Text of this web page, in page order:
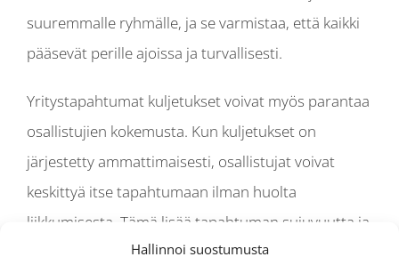
Hallinnoi suostumusta
suuremmalle ryhmälle, ja se varmistaa, että kaikki
pääsevät perille ajoissa ja turvallisesti.
Yritystapahtumat kuljetukset voivat myös parantaa
osallistujien kokemusta. Kun kuljetukset on
järjestetty ammattimaisesti, osallistujat voivat
keskittyä itse tapahtumaan ilman huolta
liikkumisesta. Tämä lisää tapahtuman sujuvuutta ja
tekee siitä miellyttävämmän kaikille osapuolille.